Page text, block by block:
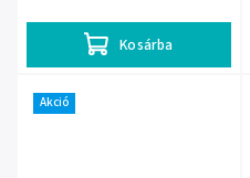
Kosárba
Akció